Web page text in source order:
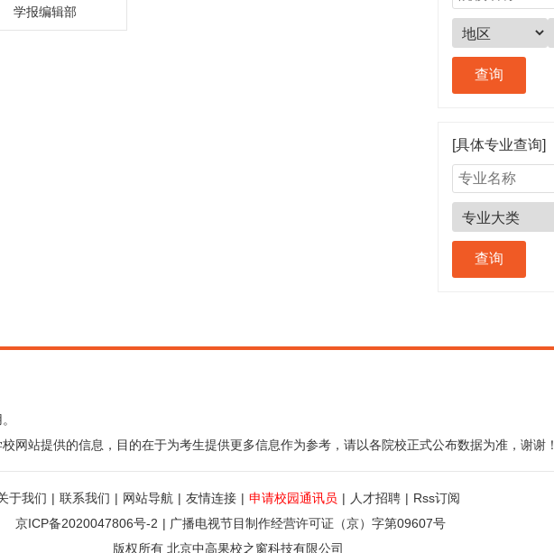
学报编辑部
[具体专业查询]
网站提供的信息，目的在于为考生提供更多信息作为参考，请以各院校正式公布数据为准，谢谢！
于我们 | 联系我们 | 网站导航 | 友情连接 | 申请校园通讯员 | 人才招聘 | Rss订阅
京ICP备2020047806号-2 | 广播电视节目制作经营许可证（京）字第09607号
版权所有 北京中高果校之窗科技有限公司